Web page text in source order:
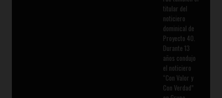
titular del
noticiero
dominical de
Proyecto 40.
Durante 13
años condujo
el noticiero
“Con Valor y
Con Verdad”